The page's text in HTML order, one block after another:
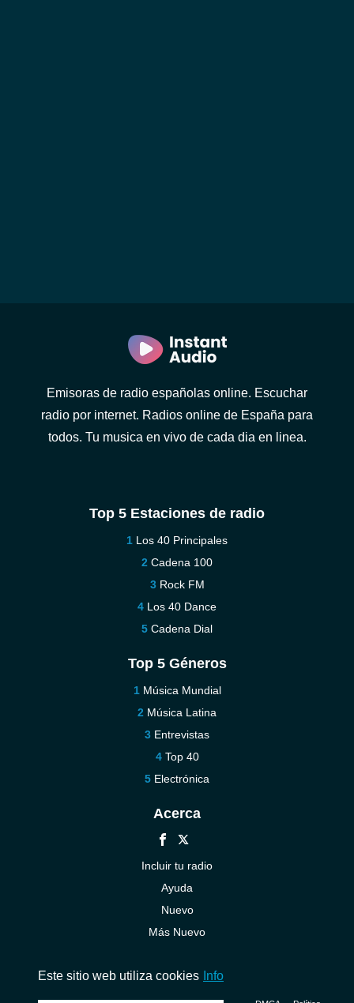
Emisoras de radio españolas online. Escuchar
radio por internet. Radios online de España para
todos. Tu musica en vivo de cada dia en linea.
Top 5 Estaciones de radio
Los 40 Principales
Cadena 100
Rock FM
Los 40 Dance
Cadena Dial
Top 5 Géneros
Música Mundial
Música Latina
Entrevistas
Top 40
Electrónica
Acerca
Incluir tu radio
Ayuda
Nuevo
Más Nuevo
Este sitio web utiliza cookies Info